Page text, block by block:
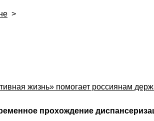
>
жизнь» помогает россиянам
прохождение